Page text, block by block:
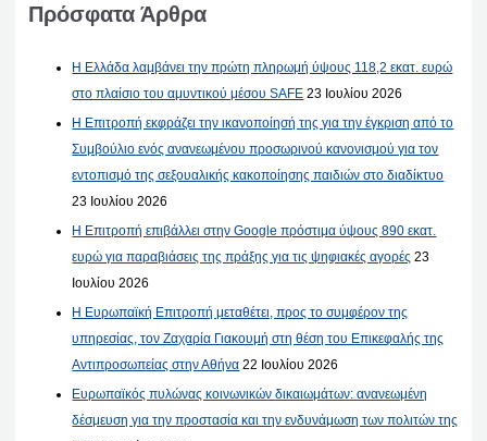
Πρόσφατα Άρθρα
Η Ελλάδα λαμβάνει την πρώτη πληρωμή ύψους 118,2 εκατ. ευρώ
στο πλαίσιο του αμυντικού μέσου SAFE 23 Ιουλίου 2026
Η Επιτροπή εκφράζει την ικανοποίησή της για την έγκριση από το
Συμβούλιο ενός ανανεωμένου προσωρινού κανονισμού για τον
εντοπισμό της σεξουαλικής κακοποίησης παιδιών στο διαδίκτυο
23 Ιουλίου 2026
Η Επιτροπή επιβάλλει στην Google πρόστιμα ύψους 890 εκατ.
ευρώ για παραβιάσεις της πράξης για τις ψηφιακές αγορές 23
Ιουλίου 2026
Η Ευρωπαϊκή Επιτροπή μεταθέτει, προς το συμφέρον της
υπηρεσίας, τον Ζαχαρία Γιακουμή στη θέση του Επικεφαλής της
Αντιπροσωπείας στην Αθήνα 22 Ιουλίου 2026
Ευρωπαϊκός πυλώνας κοινωνικών δικαιωμάτων: ανανεωμένη
δέσμευση για την προστασία και την ενδυνάμωση των πολιτών της